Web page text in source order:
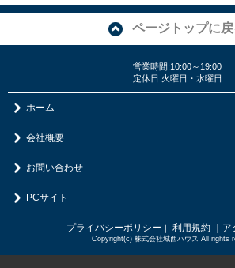
ページトップに戻
営業時間:10:00～19:00
定休日:火曜日・水曜日
ホーム
会社概要
お問い合わせ
PCサイト
プライバシーポリシー ｜ 利用規約 ｜
Copyright(c) 株式会社城西ハウス All rights